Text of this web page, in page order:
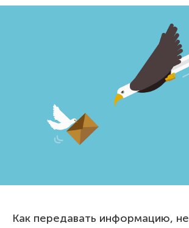
Как передавать информацию, не